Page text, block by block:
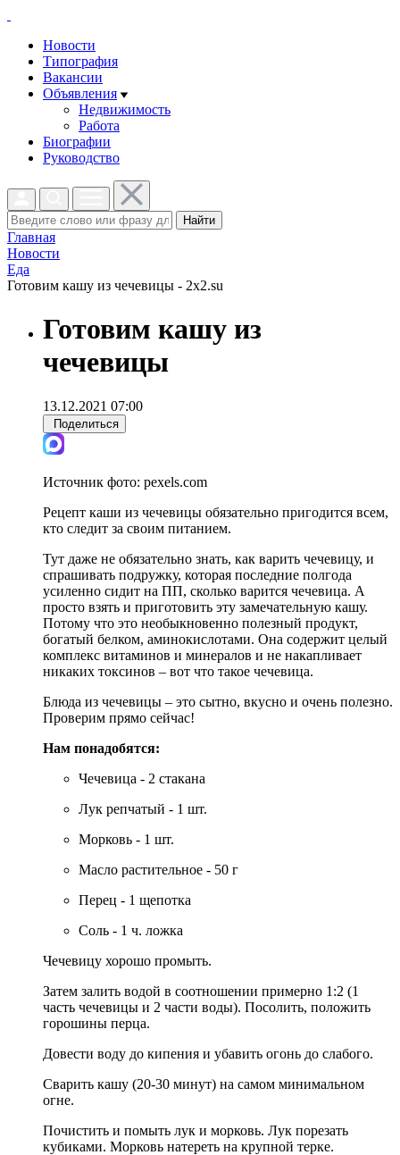
Новости
Типография
Вакансии
Объявления
Недвижимость
Работа
Биографии
Руководство
Найти
Главная
Новости
Еда
Готовим кашу из чечевицы - 2x2.su
Готовим кашу из
чечевицы
13.12.2021 07:00
Поделиться
Источник фото: pexels.com
Рецепт каши из чечевицы обязательно пригодится всем,
кто следит за своим питанием.
Тут даже не обязательно знать, как варить чечевицу, и
спрашивать подружку, которая последние полгода
усиленно сидит на ПП, сколько варится чечевица. А
просто взять и приготовить эту замечательную кашу.
Потому что это необыкновенно полезный продукт,
богатый белком, аминокислотами. Она содержит целый
комплекс витаминов и минералов и не накапливает
никаких токсинов – вот что такое чечевица.
Блюда из чечевицы – это сытно, вкусно и очень полезно.
Проверим прямо сейчас!
Нам понадобятся:
Чечевица - 2 стакана
Лук репчатый - 1 шт.
Морковь - 1 шт.
Масло растительное - 50 г
Перец - 1 щепотка
Соль - 1 ч. ложка
Чечевицу хорошо промыть.
Затем залить водой в соотношении примерно 1:2 (1
часть чечевицы и 2 части воды). Посолить, положить
горошины перца.
Довести воду до кипения и убавить огонь до слабого.
Сварить кашу (20-30 минут) на самом минимальном
огне.
Почистить и помыть лук и морковь. Лук порезать
кубиками. Морковь натереть на крупной терке.